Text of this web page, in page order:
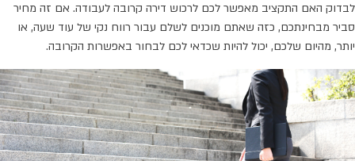
לבדוק האם התקציב מאפשר לכם לרכוש דירה קרובה לעבודה. אם זה מחיר
סביר מבחינתכם, כזה שאתם מוכנים לשלם עבור רווח נקי של עוד שעה, או
יותר, מהיום שלכם, יכול להיות שכדאי לכם לבחור באפשרות הקרובה.